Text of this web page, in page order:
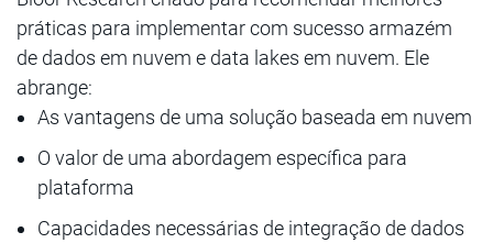
práticas para implementar com sucesso armazém
de dados em nuvem e data lakes em nuvem. Ele
abrange:
As vantagens de uma solução baseada em nuvem
O valor de uma abordagem específica para
plataforma
Capacidades necessárias de integração de dados